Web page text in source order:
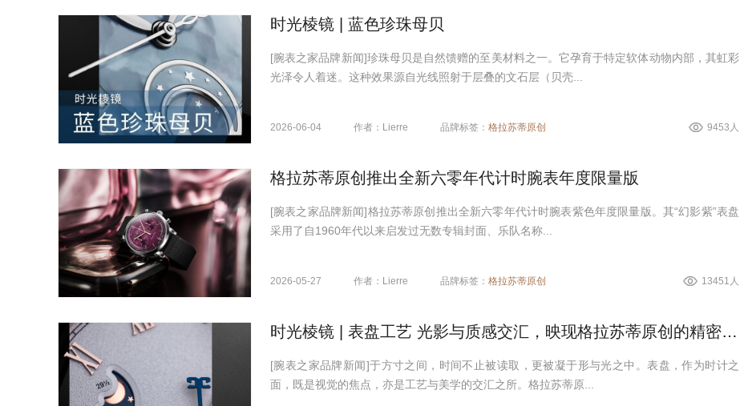
时光棱镜 | 蓝色珍珠母贝
[腕表之家品牌新闻]珍珠母贝是自然馈赠的至美材料之一。它孕育于特定软体动物内部，其虹彩
光泽令人着迷。这种效果源自光线照射于层叠的文石层（贝壳...
2026-06-04 作者：Lierre 品牌标签： 格拉苏蒂原创 9453人
格拉苏蒂原创推出全新六零年代计时腕表年度限量版
[腕表之家品牌新闻]格拉苏蒂原创推出全新六零年代计时腕表紫色年度限量版。其“幻影紫”表盘
采用了自1960年代以来启发过无数专辑封面、乐队名称...
2026-05-27 作者：Lierre 品牌标签： 格拉苏蒂原创 13451人
时光棱镜 | 表盘工艺 光影与质感交汇，映现格拉苏蒂原创的精密秩序
[腕表之家品牌新闻]于方寸之间，时间不止被读取，更被凝于形与光之中。表盘，作为时计之
面，既是视觉的焦点，亦是工艺与美学的交汇之所。格拉苏蒂原...